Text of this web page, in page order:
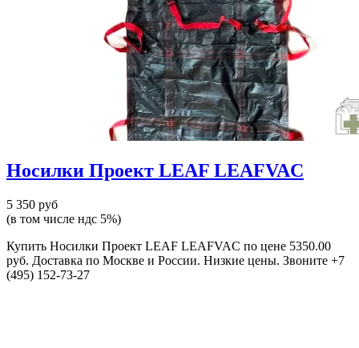
Носилки Проект LEAF LEAFVAC
5 350 руб
(в том числе ндс 5%)
Купить Носилки Проект LEAF LEAFVAC по цене 5350.00
руб. Доставка по Москве и России. Низкие цены. Звоните +7
(495) 152-73-27